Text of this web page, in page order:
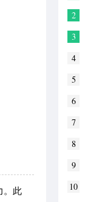
。此
2
3
4
5
6
7
8
9
10